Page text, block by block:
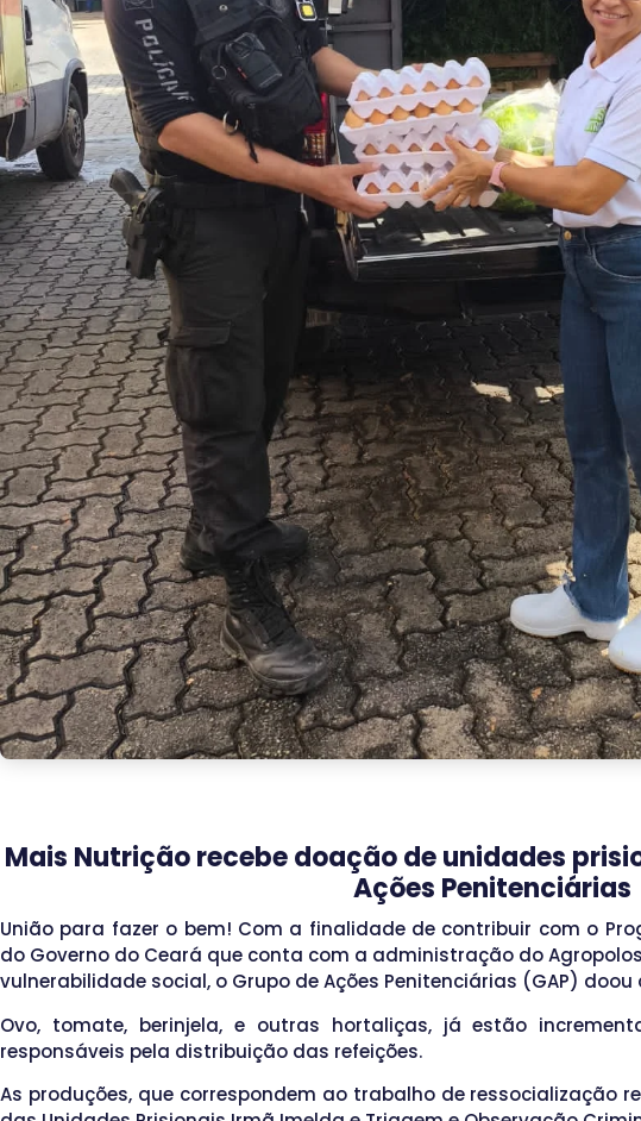
Mais Nutrição recebe doação de unidades
Ações Penitenciárias
União para fazer o bem! Com a finalidade de contribuir com o
do Governo do Ceará que conta com a administração do
vulnerabilidade social, o Grupo de Ações Penitenciárias (GAP)
Ovo, tomate, berinjela, e outras hortaliças, já estão
responsáveis pela distribuição das refeições.
As produções, que correspondem ao trabalho de ressocialização